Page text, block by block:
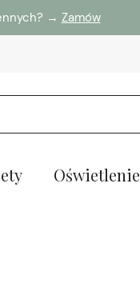
→ Zamów
Oświetlenie